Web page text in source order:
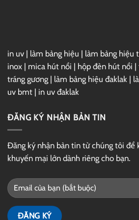
in uv | làm bảng hiệu | làm bảng hiệu
inox | mica hút nổi | hộp đèn hút nổi |
tráng gương | làm bảng hiệu đaklak |
uv bmt | in uv đaklak
ĐĂNG KÝ NHẬN BẢN TIN
Đăng ký nhận bản tin từ chúng tôi để
khuyến mại lớn dành riêng cho bạn.